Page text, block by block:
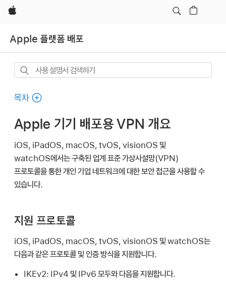
Apple
Apple 플랫폼 배포
사용
검색하기
목차
Apple 기기 배포용 VPN 개요
iOS, iPadOS, macOS, tvOS, visionOS 및
watchOS에서는 구축된 업계 표준 가상사설망(VPN)
프로토콜을 통한 개인 기업 네트워크에 대한 보안 접근을 사용할 수
있습니다.
지원 프로토콜
iOS, iPadOS, macOS, tvOS, visionOS 및 watchOS는
다음과 같은 프로토콜 및 인증 방식을 지원합니다.
IKEv2: IPv4 및 IPv6 모두와 다음을 지원합니다.